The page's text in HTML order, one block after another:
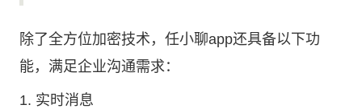
除了全方位加密技术，任小聊app还具备以下功
能，满足企业沟通需求：
1. 实时消息